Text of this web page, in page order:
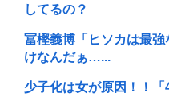
してるの？
冨樫義博「ヒソカは最
けなんだぁ…...
少子化は女が原因！！